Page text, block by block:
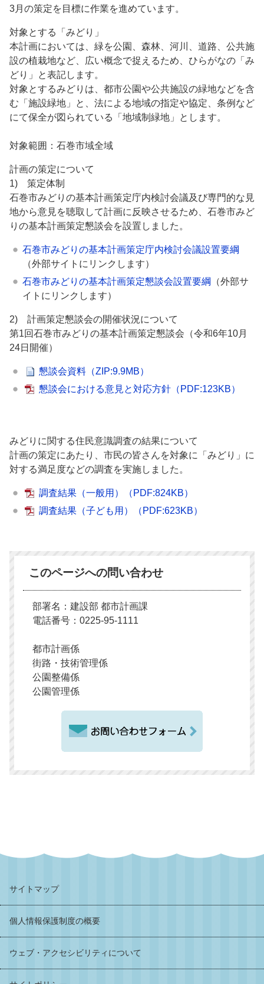
3月の策定を目標に作業を進めています。
対象とする「みどり」
本計画においては、緑を公園、森林、河川、道路、公共施
設の植栽地など、広い概念で捉えるため、ひらがなの「み
どり」と表記します。
対象とするみどりは、都市公園や公共施設の緑地などを含
む「施設緑地」と、法による地域の指定や協定、条例など
にて保全が図られている「地域制緑地」とします。
対象範囲：石巻市域全域
計画の策定について
1) 策定体制
石巻市みどりの基本計画策定庁内検討会議及び専門的な見
地から意見を聴取して計画に反映させるため、石巻市みど
りの基本計画策定懇談会を設置しました。
石巻市みどりの基本計画策定庁内検討会議設置要綱
（外部サイトにリンクします）
石巻市みどりの基本計画策定懇談会設置要綱
（外部サ
イトにリンクします）
2) 計画策定懇談会の開催状況について
第1回石巻市みどりの基本計画策定懇談会（令和6年10月
24日開催）
懇談会資料 （ZIP:9.9MB）
懇談会における意見と対応方針 （PDF:123KB）
みどりに関する住民意識調査の結果について
計画の策定にあたり、市民の皆さんを対象に「みどり」に
対する満足度などの調査を実施しました。
調査結果（一般用）
（PDF:824KB）
調査結果（子ども用）
（PDF:623KB）
このページへの問い合わせ
部署名：建設部 都市計画課
電話番号：0225-95-1111
都市計画係
街路・技術管理係
公園整備係
公園管理係
サイトマップ
個人情報保護制度の概要
ウェブ・アクセシビリティについて